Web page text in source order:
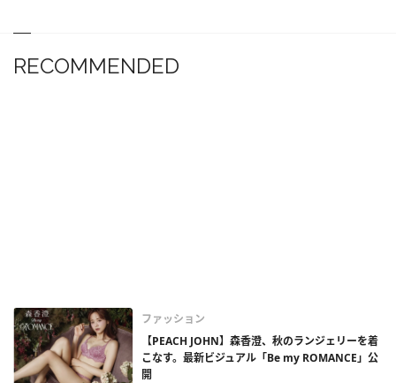
RECOMMENDED
ファッション
【PEACH JOHN】森香澄、秋のランジェリーを着
こなす。最新ビジュアル「Be my ROMANCE」公
開